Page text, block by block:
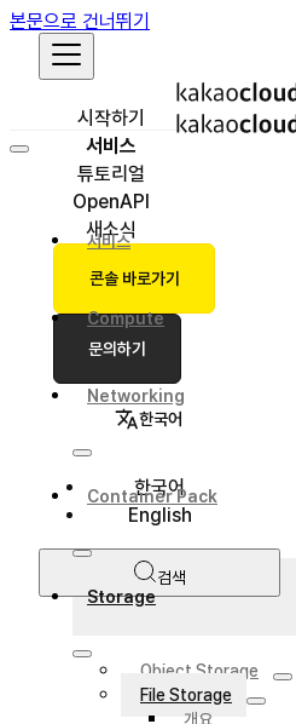
본문으로 건너뛰기
시작하기
서비스
튜토리얼
OpenAPI
새소식
콘솔 바로가기
문의하기
한국어
한국어
English
검색
서비스
Compute
Networking
Container Pack
Storage
Object Storage
File Storage
개요